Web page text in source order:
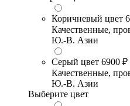
Коричневый цвет
Качественные,
Ю.-В. Азии
Серый цвет 6900 ₽
Качественные,
Ю.-В. Азии
Выберите цвет